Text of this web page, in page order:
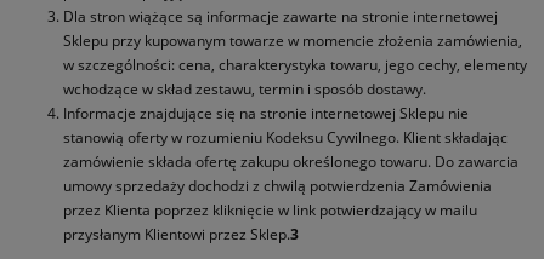
Dla stron wiążące są informacje zawarte na stronie internetowej
Sklepu przy kupowanym towarze w momencie złożenia zamówienia,
w szczególności: cena, charakterystyka towaru, jego cechy, elementy
wchodzące w skład zestawu, termin i sposób dostawy.
Informacje znajdujące się na stronie internetowej Sklepu nie
stanowią oferty w rozumieniu Kodeksu Cywilnego. Klient składając
zamówienie składa ofertę zakupu określonego towaru. Do zawarcia
umowy sprzedaży dochodzi z chwilą potwierdzenia Zamówienia
przez Klienta poprzez kliknięcie w link potwierdzający w mailu
przysłanym Klientowi przez Sklep.3